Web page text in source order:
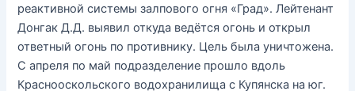
реактивной системы залпового огня «Град». Лейтенант
Донгак Д.Д. выявил откуда ведётся огонь и открыл
ответный огонь по противнику. Цель была уничтожена.
С апреля по май подразделение прошло вдоль
Краснооскольского водохранилища с Купянска на юг.